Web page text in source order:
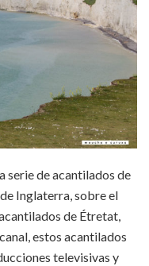
serie de acantilados de
Inglaterra, sobre el
de Étretat,
estos acantilados
televisivas y